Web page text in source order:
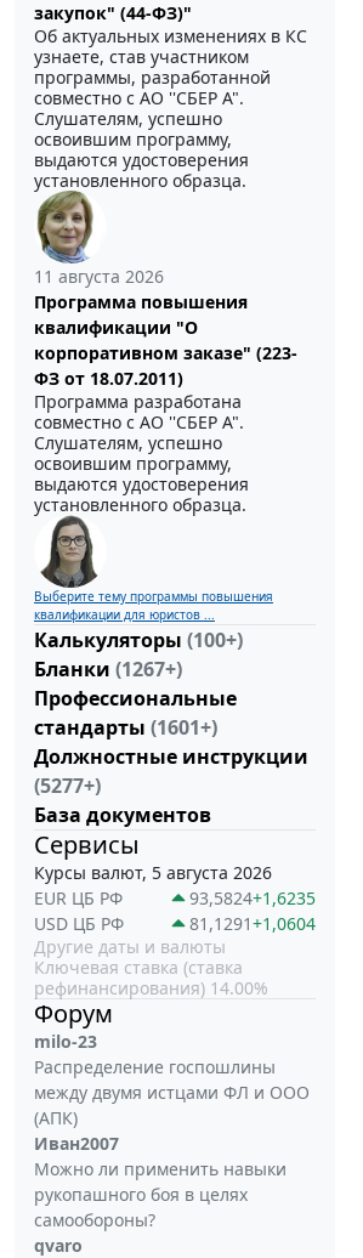
закупок" (44-ФЗ)"
Об актуальных изменениях в КС
узнаете, став участником
программы, разработанной
совместно с АО ''СБЕР А".
Слушателям, успешно
освоившим программу,
выдаются удостоверения
установленного образца.
11 августа 2026
Программа повышения
квалификации "О
корпоративном заказе" (223-
ФЗ от 18.07.2011)
Программа разработана
совместно с АО ''СБЕР А".
Слушателям, успешно
освоившим программу,
выдаются удостоверения
установленного образца.
Выберите тему программы повышения
квалификации для юристов ...
Калькуляторы (100+)
Бланки (1267+)
Профессиональные
стандарты (1601+)
Должностные инструкции
(5277+)
База документов
Сервисы
Курсы валют, 5 августа 2026
EUR ЦБ РФ
93,5824+1,6235
USD ЦБ РФ
81,1291+1,0604
Другие даты и валюты
Ключевая ставка (ставка
рефинансирования) 14.00%
Форум
milo-23
Распределение госпошлины
между двумя истцами ФЛ и ООО
(АПК)
Иван2007
Можно ли применить навыки
рукопашного боя в целях
самообороны?
qvaro